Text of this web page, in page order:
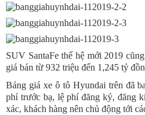
SUV SantaFe thế hệ mới 2019
giá bán từ 932 triệu đến 1,245 tỷ
Bảng giá xe ô tô Hyundai trên đã
phí trước bạ, lệ phí đăng ký, đăng
xác, khách hàng nên chủ động tới